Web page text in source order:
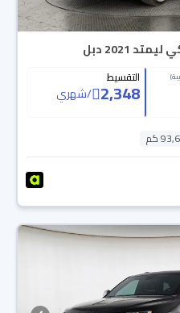
2021 دبل
التقسيط
2,348
/شهري
كم